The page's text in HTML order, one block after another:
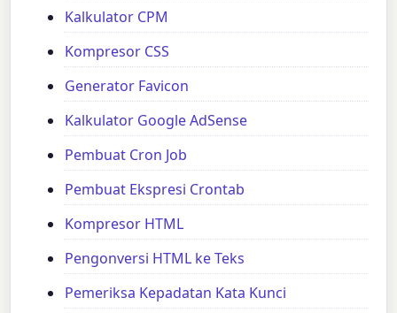
Kalkulator CPM
Kompresor CSS
Generator Favicon
Kalkulator Google AdSense
Pembuat Cron Job
Pembuat Ekspresi Crontab
Kompresor HTML
Pengonversi HTML ke Teks
Pemeriksa Kepadatan Kata Kunci